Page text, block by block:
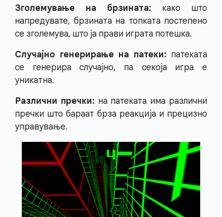
Зголемување на брзината: како што
напредувате, брзината на топката постепено
се зголемува, што ја прави играта потешка.
Случајно генерирање на патеки: патеката
се генерира случајно, па секоја игра е
уникатна.
Различни пречки: на патеката има различни
пречки што бараат брза реакција и прецизно
управување.